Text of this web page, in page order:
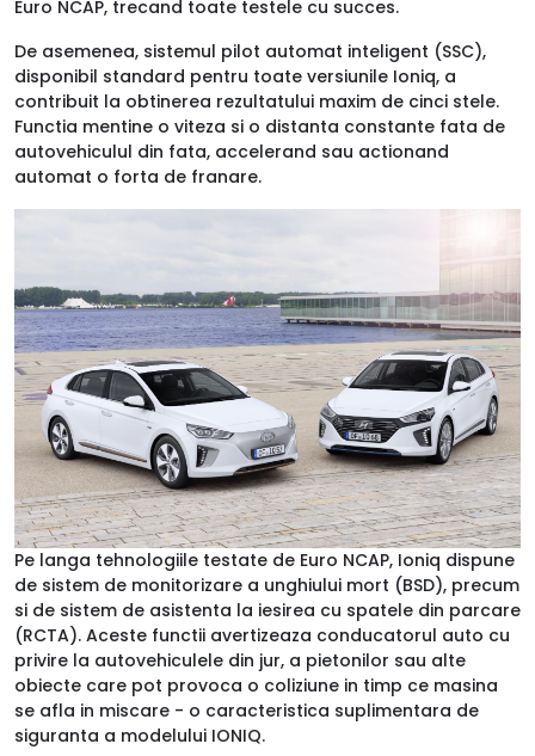
Euro NCAP, trecand toate testele cu succes.
De asemenea, sistemul pilot automat inteligent (SSC),
disponibil standard pentru toate versiunile Ioniq, a
contribuit la obtinerea rezultatului maxim de cinci stele.
Functia mentine o viteza si o distanta constante fata de
autovehiculul din fata, accelerand sau actionand
automat o forta de franare.
Pe langa tehnologiile testate de Euro NCAP, Ioniq dispune
de sistem de monitorizare a unghiului mort (BSD), precum
si de sistem de asistenta la iesirea cu spatele din parcare
(RCTA). Aceste functii avertizeaza conducatorul auto cu
privire la autovehiculele din jur, a pietonilor sau alte
obiecte care pot provoca o coliziune in timp ce masina
se afla in miscare - o caracteristica suplimentara de
siguranta a modelului IONIQ.